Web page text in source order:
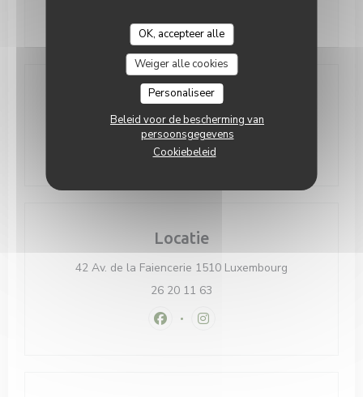
OK, accepteer alle
Weiger alle cookies
Personaliseer
Beleid voor de bescherming van
persoonsgegevens
Cookiebeleid
Toegang
Locatie
42 Av. de la Faiencerie 1510 Luxembourg
26 20 11 63
Facebook ((opent in een nieuw
Instagram ((opent in een